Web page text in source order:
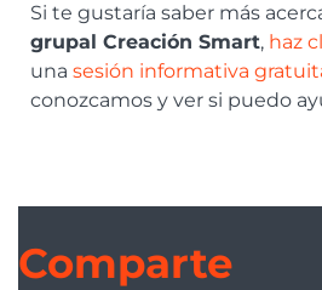
Si te gustaría saber más
grupal Creación Smart, haz
una sesión informativa
conozcamos y ver si puedo
Comparte